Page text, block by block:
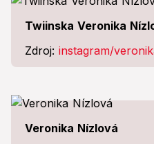
Twiinska Veronika
Zdroj: instagram/
Veronika Nízlová